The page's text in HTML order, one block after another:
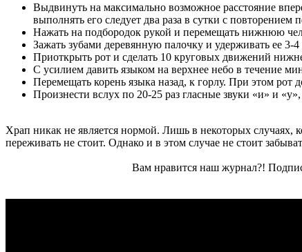
Выдвинуть на максимально возможное расстояние
выполнять его следует два раза в сутки с повторением
Нажать на подбородок рукой и перемещать нижнюю
Зажать зубами деревянную палочку и удерживать ее 3-
Приоткрыть рот и сделать 10 круговых движений
С усилием давить языком на верхнее небо в течение
Перемещать корень языка назад, к горлу. При этом рот
Произнести вслух по 20-25 раз гласные звуки «и» и
Храп никак не является нормой. Лишь в некоторых
переживать не стоит. Однако и в этом случае не стоит
Вам нравится наш журнал?!